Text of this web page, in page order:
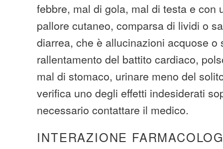
febbre, mal di gola, mal di testa e con
pallore cutaneo, comparsa di lividi o
diarrea, che è allucinazioni acquose o
rallentamento del battito cardiaco,
mal di stomaco, urinare meno del
verifica uno degli effetti indesiderati
necessario contattare il medico.
INTERAZIONE